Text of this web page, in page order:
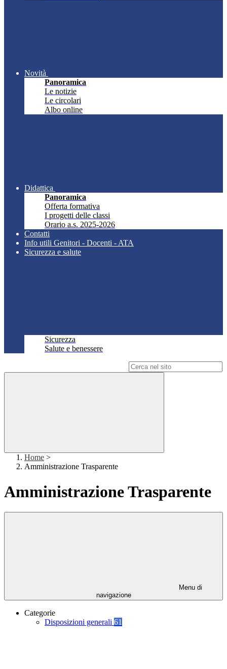
Novità
Panoramica
Le notizie
Le circolari
Albo online
Didattica
Panoramica
Offerta formativa
I progetti delle classi
Orario a.s. 2025-2026
Contatti
Info utili Genitori - Docenti - ATA
Sicurezza e salute
Sicurezza
Salute e benessere
Home >
Amministrazione Trasparente
Amministrazione Trasparente
Menu di
navigazione
Categorie
Disposizioni generali 61